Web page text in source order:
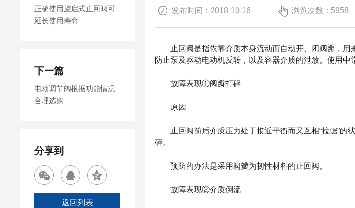
发布时间：2018-10-16 浏览次数：5958
止回阀是指依靠介质本身流动而自动开、闭阀瓣，用
防止泵及驱动电动机反转，以及容器介质的泄放。使用中
故障表现①阀瓣打碎
原因
止回阀前后介质压力处于接近平衡而又互相“拉锯”的
碎。
预防的办法是采用阀瓣为韧性材料的止回阀。
故障表现②介质倒流
正确使用旋启式止回阀可
延长使用寿命
下一篇
电动调节阀根据功能情况
合理选购
分享到
返回列表